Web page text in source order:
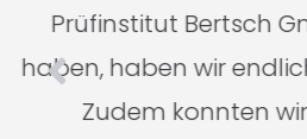
Prüfinstitut Bertsch
haben, haben wir
Zudem konnten